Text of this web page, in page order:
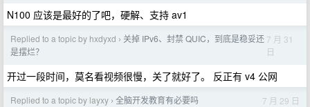
N100 应该是最好的了吧，硬解、支持 av1
Replied to a topic by hxdyxd › 关掉 IPv6、封禁 QUIC，到底是稳妥还
是摆烂？
7 月 31
日
开过一段时间，莫名看视频很慢，关了就好了。 反正有 v4 公网
Replied to a topic by layxy › 全脑开发教育有必要吗 7 月 29 日